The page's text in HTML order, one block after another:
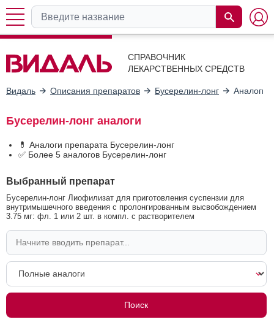
СПРАВОЧНИК
ЛЕКАРСТВЕННЫХ СРЕДСТВ
Видаль Описания препаратов Бусерелин-лонг Аналоги
Бусерелин-лонг аналоги
💊 Аналоги препарата Бусерелин-лонг
✅ Более 5 аналогов Бусерелин-лонг
Выбранный препарат
Бусерелин-лонг Лиофилизат для приготовления суспензии для
внутримышечного введения с пролонгированным высвобождением
3.75 мг: фл. 1 или 2 шт. в компл. с растворителем